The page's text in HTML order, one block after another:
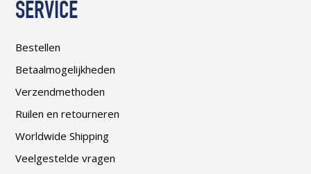
SERVICE
Bestellen
Betaalmogelijkheden
Verzendmethoden
Ruilen en retourneren
Worldwide Shipping
Veelgestelde vragen